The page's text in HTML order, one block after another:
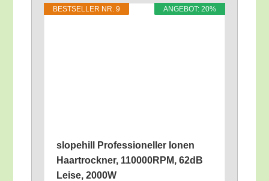
ANGE­BOT: 20%
BEST­SEL­LER NR. 9
slo­peh­ill Pro­fes­sio­nel­ler Ionen
Haar­trock­ner, 110000RPM, 62dB
Lei­se, 2000W